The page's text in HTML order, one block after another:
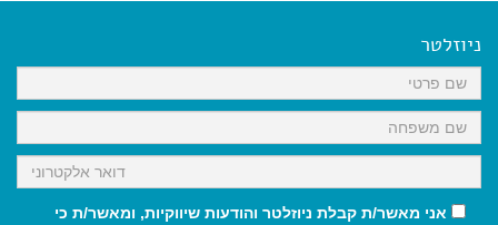
k
p
m
ניוזלטר
אני מאשר/ת קבלת ניוזלטר והודעות שיווקיות, ומאשר/ת כי